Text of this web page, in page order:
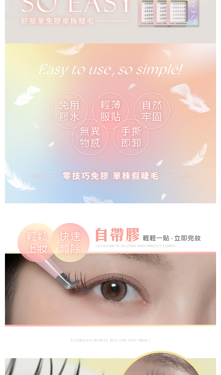
３．未成年的使用者請事先徵得法定代理人或監護人之同意方可使用
「AFTEE先享後付」，若未經同意申辦者引起之損失，本公司不負相關責
任。
請求用戶進行身份認證。
５．嚴禁一人註冊多個帳號或使用他人資訊註冊。若發現惡意使用之情形，
恩沛科技股份有限公司將有權停止該用戶之使用額度並採取法律行動。
國家/地區配送 查看運費